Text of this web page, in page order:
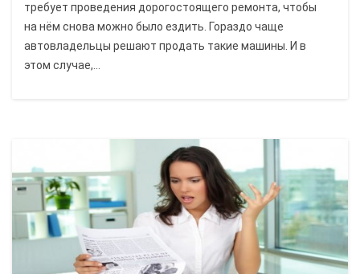
требует проведения дорогостоящего ремонта, чтобы
на нём снова можно было ездить. Гораздо чаще
автовладельцы решают продать такие машины. И в
этом случае,...